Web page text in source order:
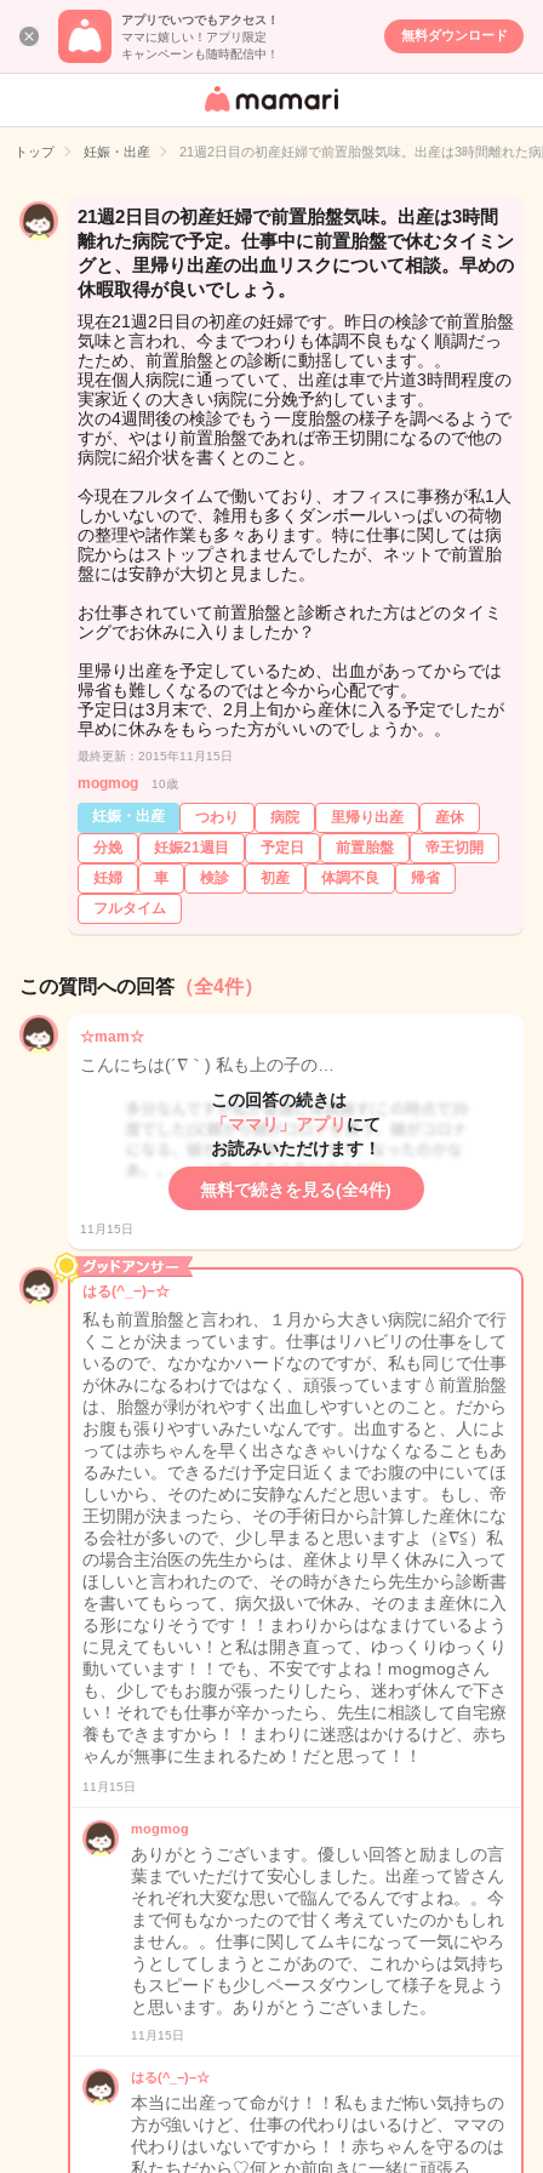
アプリでいつでもアクセス！
ママに嬉しい！アプリ限定
キャンペーンも随時配信中！
無料ダウンロード
女性専用匿名QA
イト
トップ 妊娠・出産 21週2日目の初産妊婦で前置胎盤気味。出産は3時間離れた
21週2日目の初産妊婦で前置胎盤気味。出産は3時間
離れた病院で予定。仕事中に前置胎盤で休むタイミン
グと、里帰り出産の出血リスクについて相談。早めの
休暇取得が良いでしょう。
現在21週2日目の初産の妊婦です。昨日の検診で前置胎盤
気味と言われ、今までつわりも体調不良もなく順調だっ
たため、前置胎盤との診断に動揺しています。。
現在個人病院に通っていて、出産は車で片道3時間程度の
実家近くの大きい病院に分娩予約しています。
次の4週間後の検診でもう一度胎盤の様子を調べるようで
すが、やはり前置胎盤であれば帝王切開になるので他の
病院に紹介状を書くとのこと。
今現在フルタイムで働いており、オフィスに事務が私1人
しかいないので、雑用も多くダンボールいっぱいの荷物
の整理や諸作業も多々あります。特に仕事に関しては病
院からはストップされませんでしたが、ネットで前置胎
盤には安静が大切と見ました。
お仕事されていて前置胎盤と診断された方はどのタイミ
ングでお休みに入りましたか？
里帰り出産を予定しているため、出血があってからでは
帰省も難しくなるのではと今から心配です。
予定日は3月末で、2月上旬から産休に入る予定でしたが
早めに休みをもらった方がいいのでしょうか。。
最終更新：2015年11月15日
mogmog 10歳
妊娠・出産 つわり 病院 里帰り出産
産休
分娩
妊娠21週目 予定日 前置胎盤
帝王切開
妊婦
車 検診 初産 体調不良
帰省
フルタイム
この質問への回答 （全4件）
☆mam☆
こんにちは(´∇｀) 私も上の子の…
この回答の続きは
「ママリ」アプリ にて
お読みいただけます！
無料で続きを見る(全4件)
11月15日
はる(^_−)−☆
私も前置胎盤と言われ、１月から大きい病院に紹介で行
くことが決まっています。仕事はリハビリの仕事をして
いるので、なかなかハードなのですが、私も同じで仕事
が休みになるわけではなく、頑張っています💧前置胎盤
は、胎盤が剥がれやすく出血しやすいとのこと。だから
お腹も張りやすいみたいなんです。出血すると、人によ
っては赤ちゃんを早く出さなきゃいけなくなることもあ
るみたい。できるだけ予定日近くまでお腹の中にいてほ
しいから、そのために安静なんだと思います。もし、帝
王切開が決まったら、その手術日から計算した産休にな
る会社が多いので、少し早まると思いますよ（≧∇≦）私
の場合主治医の先生からは、産休より早く休みに入って
ほしいと言われたので、その時がきたら先生から診断書
を書いてもらって、病欠扱いで休み、そのまま産休に入
る形になりそうです！！まわりからはなまけているよう
に見えてもいい！と私は開き直って、ゆっくりゆっくり
動いています！！でも、不安ですよね！mogmogさん
も、少しでもお腹が張ったりしたら、迷わず休んで下さ
い！それでも仕事が辛かったら、先生に相談して自宅療
養もできますから！！まわりに迷惑はかけるけど、赤ち
ゃんが無事に生まれるため！だと思って！！
11月15日
mogmog
ありがとうございます。優しい回答と励ましの言
葉までいただけて安心しました。出産って皆さん
それぞれ大変な思いで臨んでるんですよね。。今
まで何もなかったので甘く考えていたのかもしれ
ません。。仕事に関してムキになって一気にやろ
うとしてしまうとこがあので、これからは気持ち
もスピードも少しペースダウンして様子を見よう
と思います。ありがとうございました。
11月15日
はる(^_−)−☆
本当に出産って命がけ！！私もまだ怖い気持ちの
方が強いけど、仕事の代わりはいるけど、ママの
代わりはいないですから！！赤ちゃんを守るのは
私たちだから♡何とか前向きに一緒に頑張ろ